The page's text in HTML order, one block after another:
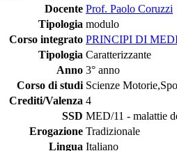
Docente Prof. Paolo Coruzzi
Tipologia modulo
Corso integrato PRINCIPI DI
Tipologia Caratterizzante
Anno 3° anno
Corso di studi Scienze
Crediti/Valenza 4
SSD MED/11 - malattie
Erogazione Tradizionale
Lingua Italiano